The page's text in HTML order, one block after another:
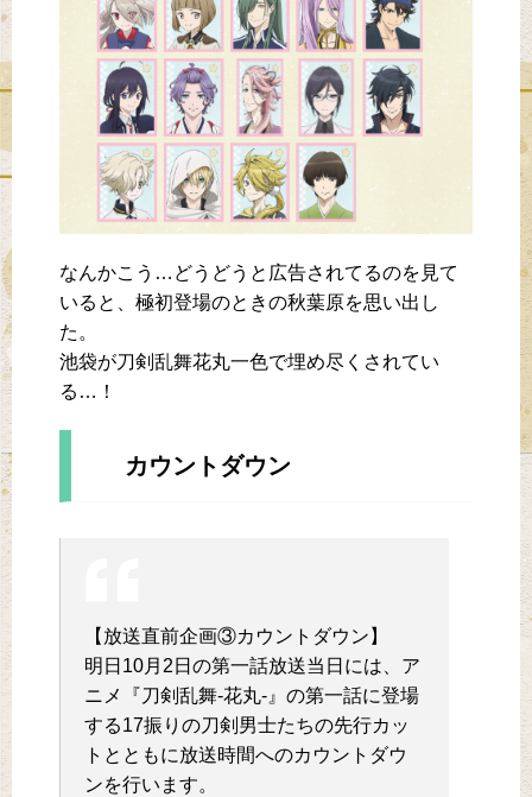
なんかこう…どうどうと広告されてるのを見て
いると、極初登場のときの秋葉原を思い出し
た。
池袋が刀剣乱舞花丸一色で埋め尽くされてい
る…！
カウントダウン
【放送直前企画③カウントダウン】
明日10月2日の第一話放送当日には、ア
ニメ『刀剣乱舞-花丸-』の第一話に登場
する17振りの刀剣男士たちの先行カッ
トとともに放送時間へのカウントダウ
ンを行います。